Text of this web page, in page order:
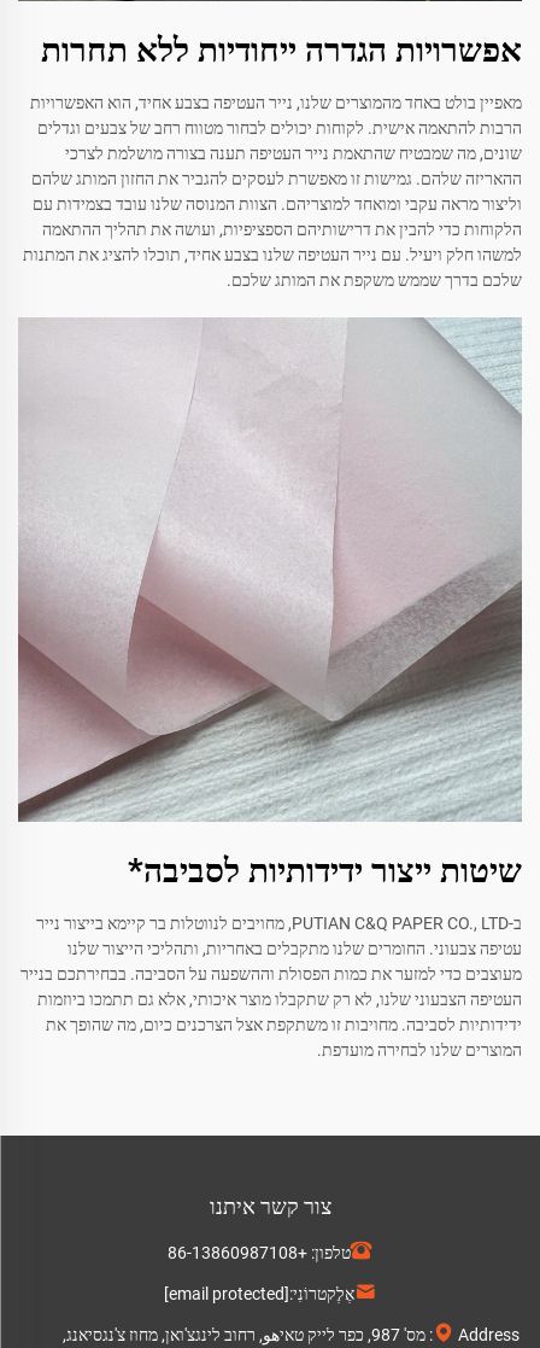
אפשרויות הגדרה ייחודיות ללא תחרות
מאפיין בולט באחד מהמוצרים שלנו, נייר העטיפה בצבע אחיד, הוא האפשרויות
הרבות להתאמה אישית. לקוחות יכולים לבחור מטווח רחב של צבעים וגדלים
שונים, מה שמבטיח שהתאמת נייר העטיפה תענה בצורה מושלמת לצרכי
ההאריזה שלהם. גמישות זו מאפשרת לעסקים להגביר את החזון המותג שלהם
וליצור מראה עקבי ומואחד למוצריהם. הצוות המנוסה שלנו עובד בצמידות עם
הלקוחות כדי להבין את דרישותיהם הספציפיות, ועושה את תהליך ההתאמה
למשהו חלק ויעיל. עם נייר העטיפה שלנו בצבע אחיד, תוכלו להציג את המתנות
שלכם בדרך שממש משקפת את המותג שלכם.
שיטות ייצור ידידותיות לסביבה*
ב-PUTIAN C&Q PAPER CO., LTD, מחויבים לנווטלות בר קיימא בייצור נייר
עטיפה צבעוני. החומרים שלנו מתקבלים באחריות, ותהליכי הייצור שלנו
מעוצבים כדי למזער את כמות הפסולת וההשפעה על הסביבה. בבחירתכם בנייר
העטיפה הצבעוני שלנו, לא רק שתקבלו מוצר איכותי, אלא גם תתמכו ביוזמות
ידידותיות לסביבה. מחויבות זו משתקפת אצל הצרכנים כיום, מה שהופך את
המוצרים שלנו לבחירה מועדפת.
צור קשר איתנו
טלפון: +86-13860987108
אֶלֶקטרוֹנִי:[email protected]
Address: מס' 987, כפר לייק טאיهو, רחוב לינגצ'ואן, מחוז צ'נגסיאנג,